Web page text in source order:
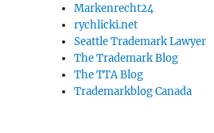
Markenrecht24
rychlicki.net
Seattle Trademark Lawyer
The Trademark Blog
The TTA Blog
Trademarkblog Canada